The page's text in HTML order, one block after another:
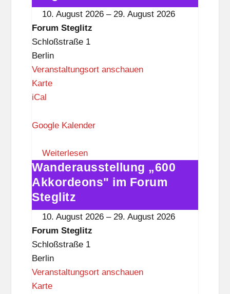
l
i
t
z
im
Forum
Steglitz
10. August 2026 –29. August 2026
Forum Steglitz
Schloßstraße 1
Berlin
Veranstaltungsort anschauen
KarteF
u
S
t
e
g
l
i
t
z
iCal
Google Kalender
Weiterlesen
Wanderausstellung
„600
Akkordeons"
im
Forum
Steglitz
Wanderausstellung „600
Akkordeons" im Forum
Steglitz
10. August 2026 –29. August 2026
Forum Steglitz
Schloßstraße 1
Berlin
Veranstaltungsort anschauen
KarteF